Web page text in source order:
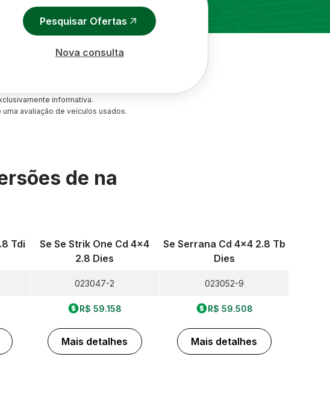
Pesquisar Ofertas
Nova consulta
informativa.
avaliação de veículos usados.
de na
Tdi
Se Se Strik One Cd 4x4
2.8 Dies
023047-2
R$ 59.158
Mais detalhes
Se Serrana Cd 4x4 2.8 Tb
Dies
023052-9
R$ 59.508
Mais detalhes